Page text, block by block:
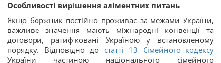
Особливості вирішення аліментних питань
Якщо боржник постійно проживає за межами України,
важливе значення мають міжнародні конвенції та
договори, ратифіковані Україною у встановленому
порядку. Відповідно до статті 13 Сімейного кодексу
України частиною національного сімейного